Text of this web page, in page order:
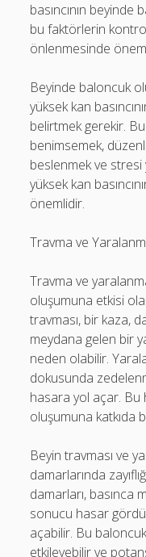
basıncının
bu faktörlerin
önlenmesinde
Beyinde baloncuk
yüksek kan
belirtmek gerekir. Bu
benimsemek,
beslenmek ve
yüksek kan
önemlidir.
Travma ve
Travma ve
oluşumuna etkisi
travması, bir kaza,
meydana gelen bir
neden olabilir.
dokusunda
hasara yol açar. Bu
oluşumuna katkıda
Beyin travması ve
damarlarında
damarları, basınca
sonucu hasar
açabilir. Bu
etkileyebilir ve